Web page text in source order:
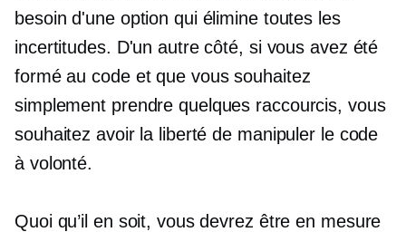
besoin d'une option qui élimine toutes les
incertitudes. D'un autre côté, si vous avez été
formé au code et que vous souhaitez
simplement prendre quelques raccourcis, vous
souhaitez avoir la liberté de manipuler le code
à volonté.
Quoi qu’il en soit, vous devrez être en mesure